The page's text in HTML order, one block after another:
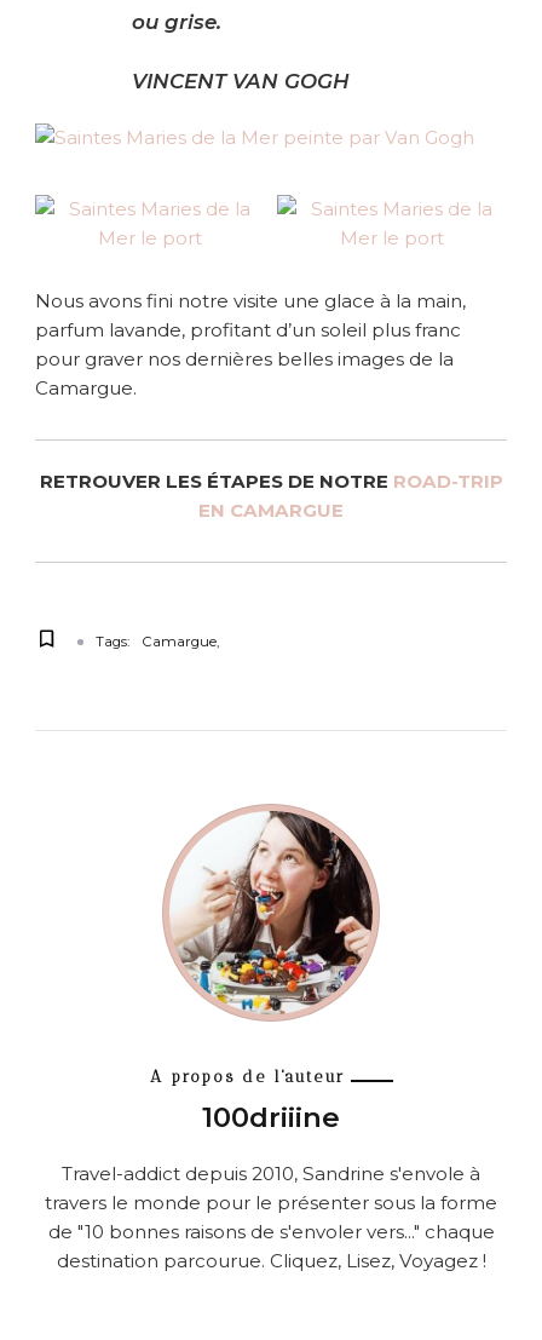
ou grise.
VINCENT VAN GOGH
Nous avons fini notre visite une glace à la main,
parfum lavande, profitant d’un soleil plus franc
pour graver nos dernières belles images de la
Camargue.
RETROUVER LES ÉTAPES DE NOTRE ROAD-TRIP
EN CAMARGUE
Tags: Camargue
A propos de l'auteur
100driiine
Travel-addict depuis 2010, Sandrine s'envole à
travers le monde pour le présenter sous la forme
de "10 bonnes raisons de s'envoler vers..." chaque
destination parcourue. Cliquez, Lisez, Voyagez !